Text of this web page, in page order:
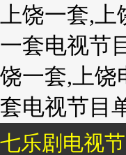
上饶一套,
一套电视节
饶一套,上饶
套电视节目
七乐剧电视